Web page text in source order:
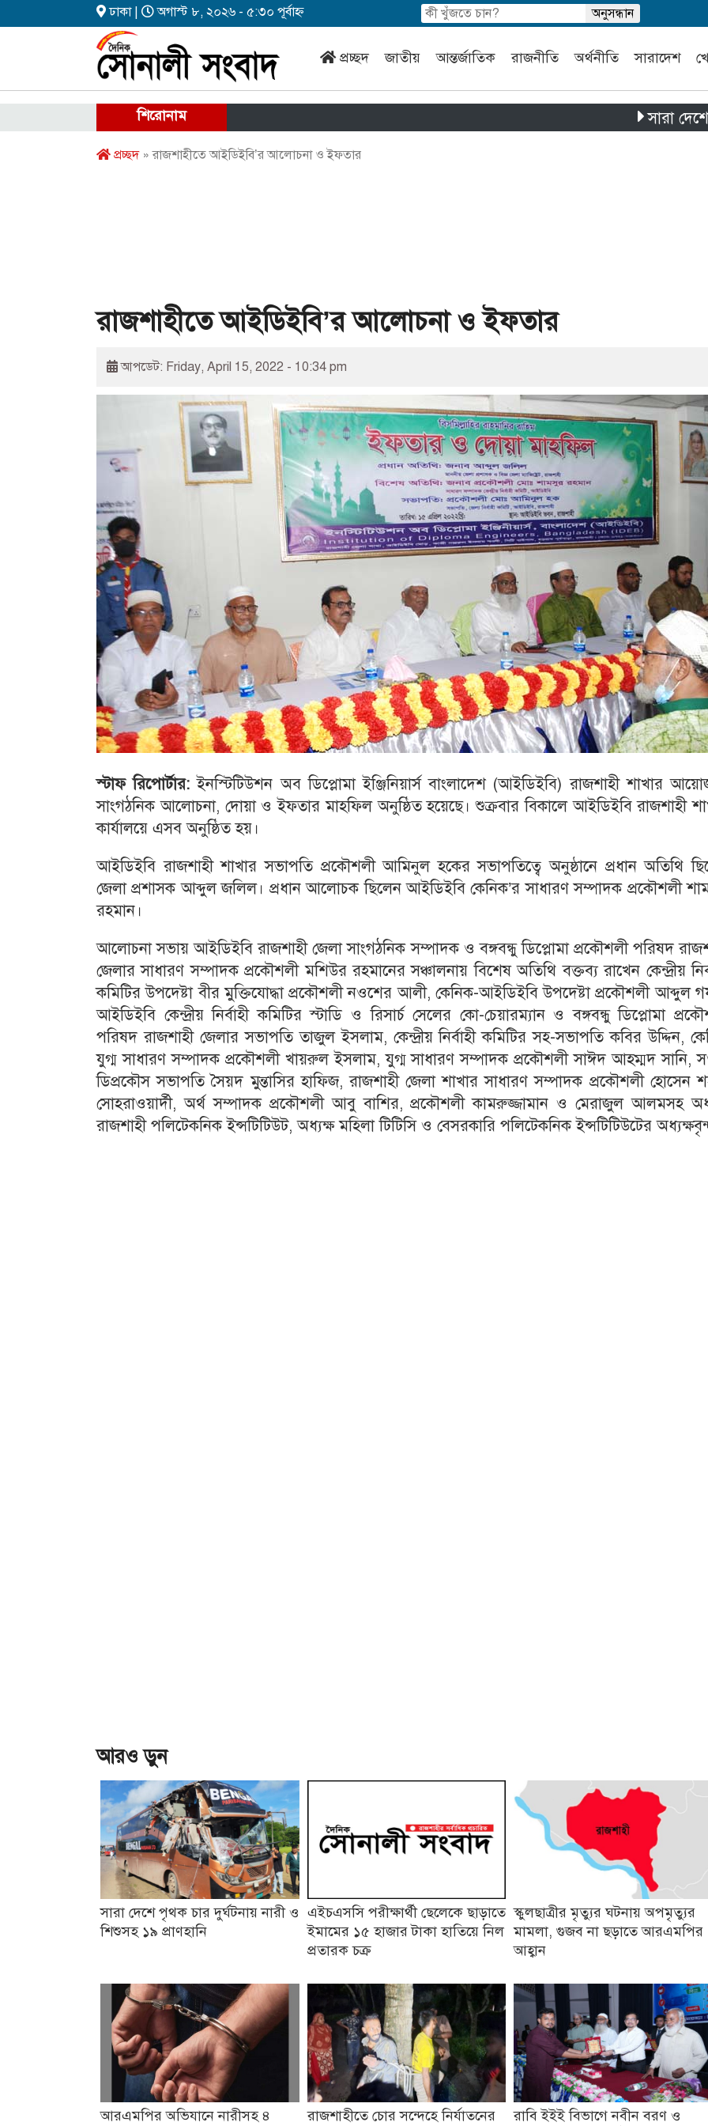
ঢাকা | অগাস্ট ৮, ২০২৬ - ৫:৩০ পূর্বাহ্ন
প্রচ্ছদ জাতীয় আন্তর্জাতিক রাজনীতি অর্থনীতি সারাদেশ
শিরোনাম সারা দেশে পৃথক
প্রচ্ছদ» রাজশাহীতে আইডিইবি’র আলোচনা ও ইফতার
রাজশাহীতে আইডিইবি’র আলোচনা ও ইফতার
আপডেট: Friday, April 15, 2022 - 10:34 pm
স্টাফ রিপোর্টার: ইনস্টিটিউশন অব ডিপ্লোমা ইঞ্জিনিয়ার্স বাংলাদেশ (আইডিইবি) রাজশাহী শাখার
সাংগঠনিক আলোচনা, দোয়া ও ইফতার মাহফিল অনুষ্ঠিত হয়েছে। শুক্রবার বিকালে আইডিইবি রাজশাহী
কার্যালয়ে এসব অনুষ্ঠিত হয়।
আইডিইবি রাজশাহী শাখার সভাপতি প্রকৌশলী আমিনুল হকের সভাপতিত্বে অনুষ্ঠানে প্রধান অতিথি
জেলা প্রশাসক আব্দুল জলিল। প্রধান আলোচক ছিলেন আইডিইবি কেনিক’র সাধারণ সম্পাদক প্রকৌশলী
রহমান।
আলোচনা সভায় আইডিইবি রাজশাহী জেলা সাংগঠনিক সম্পাদক ও বঙ্গবন্ধু ডিপ্লোমা প্রকৌশলী পরিষদ
জেলার সাধারণ সম্পাদক প্রকৌশলী মশিউর রহমানের সঞ্চালনায় বিশেষ অতিথি বক্তব্য রাখেন কেন্দ্রীয়
কমিটির উপদেষ্টা বীর মুক্তিযোদ্ধা প্রকৌশলী নওশের আলী, কেনিক-আইডিইবি উপদেষ্টা প্রকৌশলী আব্দুল
আইডিইবি কেন্দ্রীয় নির্বাহী কমিটির স্টাডি ও রিসার্চ সেলের কো-চেয়ারম্যান ও বঙ্গবন্ধু ডিপ্লোমা
পরিষদ রাজশাহী জেলার সভাপতি তাজুল ইসলাম, কেন্দ্রীয় নির্বাহী কমিটির সহ-সভাপতি কবির উদ্দিন,
যুগ্ম সাধারণ সম্পাদক প্রকৌশলী খায়রুল ইসলাম, যুগ্ম সাধারণ সম্পাদক প্রকৌশলী সাঈদ আহম্মদ সানি,
ডিপ্রকৌস সভাপতি সৈয়দ মুন্তাসির হাফিজ, রাজশাহী জেলা শাখার সাধারণ সম্পাদক প্রকৌশলী হোসেন
সোহরাওয়ার্দী, অর্থ সম্পাদক প্রকৌশলী আবু বাশির, প্রকৌশলী কামরুজ্জামান ও মেরাজুল আলমসহ
রাজশাহী পলিটেকনিক ইন্সটিটিউট, অধ্যক্ষ মহিলা টিটিসি ও বেসরকারি পলিটেকনিক ইন্সটিটিউটের
আরও ড়ুন
সারা দেশে পৃথক চার দুর্ঘটনায় নারী ও
শিশুসহ ১৯ প্রাণহানি
এইচএসসি পরীক্ষার্থী ছেলেকে ছাড়াতে
ইমামের ১৫ হাজার টাকা হাতিয়ে নিল
প্রতারক চক্র
স্কুলছাত্রীর মৃত্যুর ঘটনায় অপমৃত্যুর
মামলা, গুজব না ছড়াতে আরএমপির
আহ্বান
আরএমপির অভিযানে নারীসহ ৪ রাজশাহীতে চোর সন্দেহে নির্যাতনের রাবি ইইই বিভাগে নবীন বরণ ও